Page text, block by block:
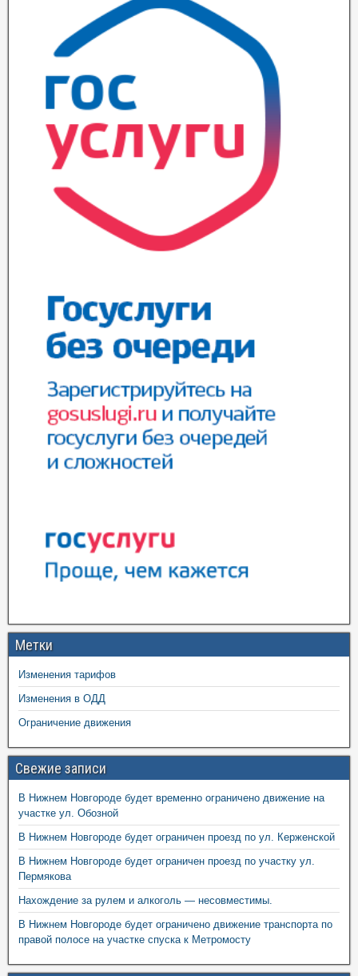
Метки
Изменения тарифов
Изменения в ОДД
Ограничение движения
Свежие записи
В Нижнем Новгороде будет временно ограничено движение на
участке ул. Обозной
В Нижнем Новгороде будет ограничен проезд по ул. Керженской
В Нижнем Новгороде будет ограничен проезд по участку ул.
Пермякова
Нахождение за рулем и алкоголь — несовместимы.
В Нижнем Новгороде будет ограничено движение транспорта по
правой полосе на участке спуска к Метромосту